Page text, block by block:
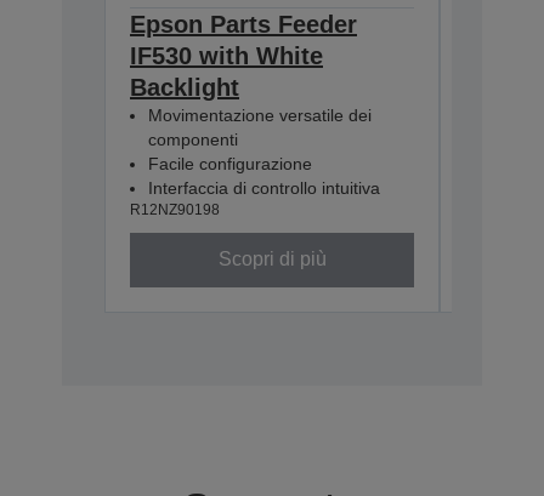
Epson Parts Feeder
IF530 with White
Backlight
Movimentazione versatile dei
componenti
Facile configurazione
Interfaccia di controllo intuitiva
R12NZ90198
Scopri di più